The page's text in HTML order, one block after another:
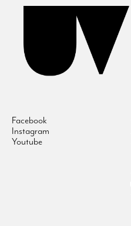
Facebook
Instagram
Youtube